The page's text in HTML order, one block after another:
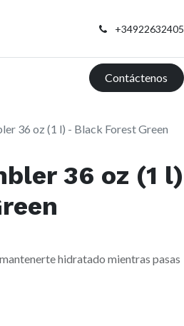
+34922632405
Contáctenos
36 oz (1 l) - Black Forest Green
36 oz (1 l)
hidratado mientras pasas